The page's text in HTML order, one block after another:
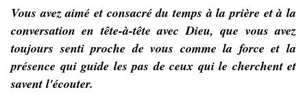
Vous avez aimé et consacré du temps à la prière et à la
conversation en tête-à-tête avec Dieu, que vous avez
toujours senti proche de vous comme la force et la
présence qui guide les pas de ceux qui le cherchent et
savent l'écouter.